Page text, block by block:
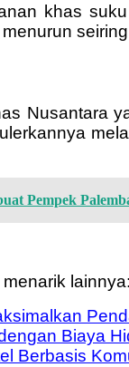
khas
Nusantara
Pempek
lainnya:
Biaya
Berbasis